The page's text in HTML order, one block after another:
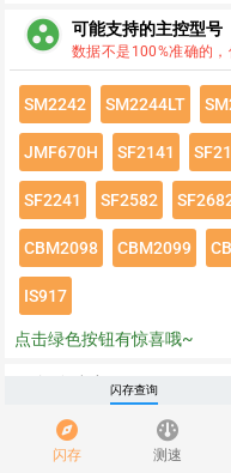
闪存 测速
group_work 可能支持的主控型号
数据不是100%准确的
SM2242 SM2244LT
JMF670H SF2141
SF2241 SF2582
CBM2098 CBM2099
IS917
点击绿色按钮有惊喜哦~
请登录
闪存查询